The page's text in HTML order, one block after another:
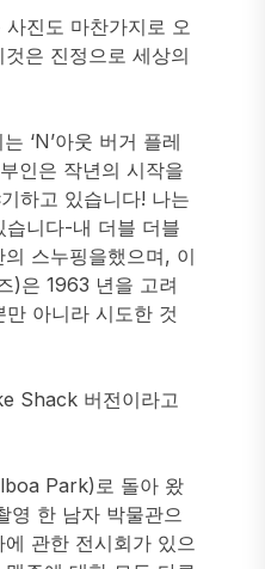
진도 마찬가지로 오
은 진정으로 세상의
‘N’아웃 버거 플레
인은 작년의 시작을
하고 있습니다! 나는
니다-내 더블 더블
스누핑을했으며, 이
)은 1963 년을 고려
아니라 시도한 것
Shack 버전이라고
Park)로 돌아 왔
영 한 남자 박물관으
관한 전시회가 있으